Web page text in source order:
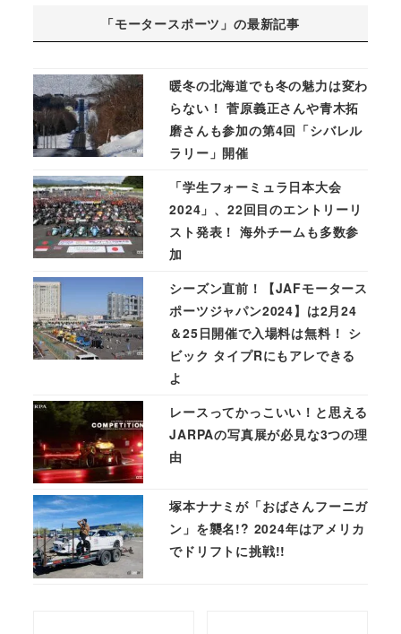
「モータースポーツ」の最新記事
暖冬の北海道でも冬の魅力は変わ
らない！ 菅原義正さんや青木拓
磨さんも参加の第4回「シバレル
ラリー」開催
「学生フォーミュラ日本大会
2024」、22回目のエントリーリ
スト発表！ 海外チームも多数参
加
シーズン直前！【JAFモータース
ポーツジャパン2024】は2月24
＆25日開催で入場料は無料！ シ
ビック タイプRにもアレできる
よ
レースってかっこいい！と思える
JARPAの写真展が必見な3つの理
由
塚本ナナミが「おばさんフーニガ
ン」を襲名!? 2024年はアメリカ
でドリフトに挑戦!!